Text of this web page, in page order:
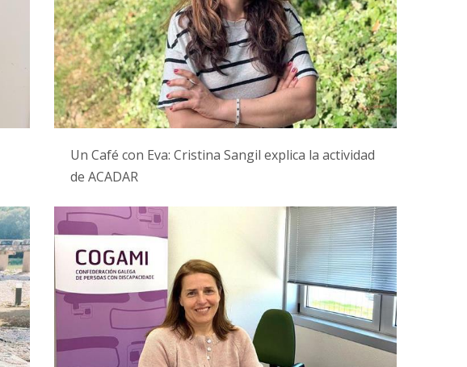
Un Café con Eva: Cristina Sangil explica la actividad
de ACADAR